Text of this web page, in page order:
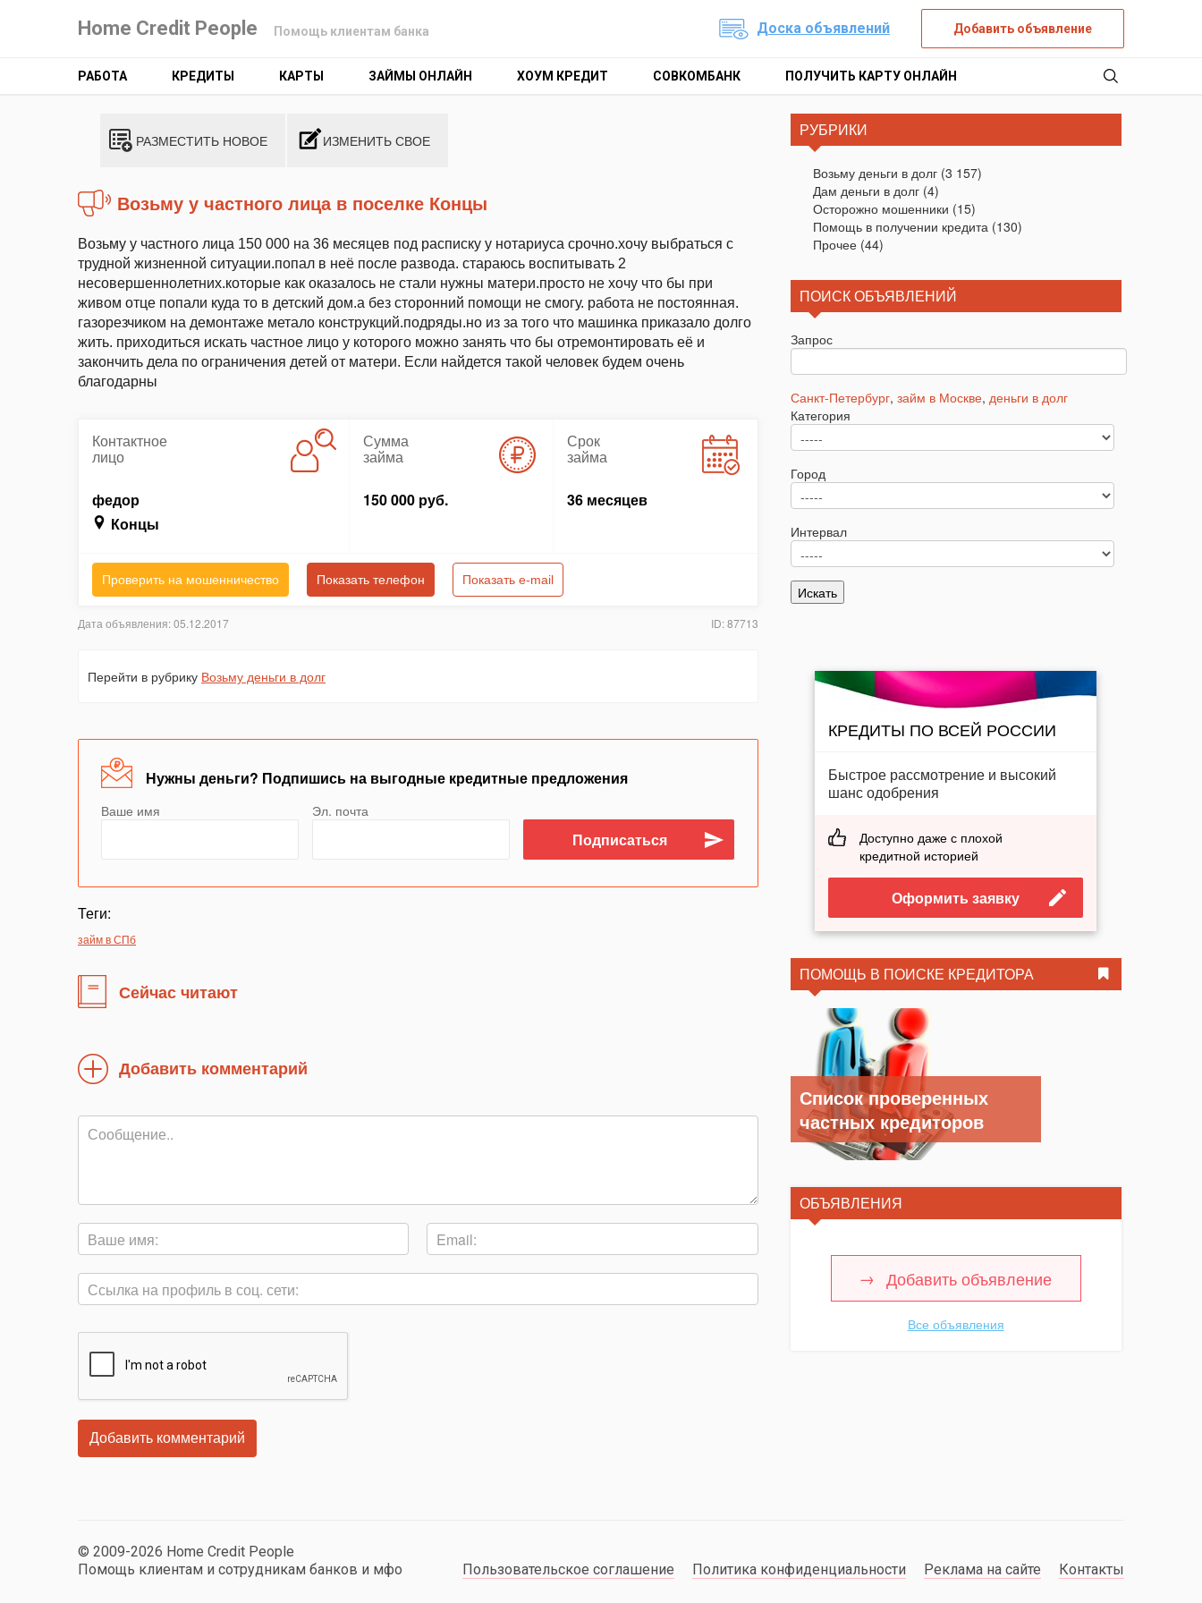
Home Credit People Помощь клиентам банка Доска объявлений Добавить объявление
РАБОТА КРЕДИТЫ КАРТЫ ЗАЙМЫ ОНЛАЙН ХОУМ КРЕДИТ СОВКОМБАНК ПОЛУЧИТЬ КАРТУ ОНЛАЙН
РАЗМЕСТИТЬ НОВОЕ ИЗМЕНИТЬ СВОЕ
Возьму у частного лица в поселке Концы
Возьму у частного лица 150 000 на 36 месяцев под расписку у нотариуса срочно.хочу выбраться с
трудной жизненной ситуации.попал в неё после развода. стараюсь воспитывать 2
несовершеннолетних.которые как оказалось не стали нужны матери.просто не хочу что бы при
живом отце попали куда то в детский дом.а без сторонний помощи не смогу. работа не постоянная.
газорезчиком на демонтаже метало конструкций.подряды.но из за того что машинка приказало долго
жить. приходиться искать частное лицо у которого можно занять что бы отремонтировать её и
закончить дела по ограничения детей от матери. Если найдется такой человек будем очень
благодарны
Контактное
лицо
федор
Концы
Сумма
займа
150 000 руб.
Срок
займа
36 месяцев
Проверить на мошенничество Показать телефон Показать e-mail
Дата объявления: 05.12.2017 ID: 87713
Перейти в рубрику Возьму деньги в долг
Нужны деньги? Подпишись на выгодные кредитные предложения
Ваше имя Эл. почта
Теги:
займ в СПб
Сейчас читают
Добавить комментарий
РУБРИКИ
Возьму деньги в долг(3 157)
Дам деньги в долг(4)
Осторожно мошенники (15)
Помощь в получении кредита(130)
Прочее(44)
ПОИСК ОБЪЯВЛЕНИЙ
Запрос
Санкт-Петербург, займ в Москве, деньги в долг
Категория
Город
Интервал
КРЕДИТЫ ПО ВСЕЙ РОССИИ
Быстрое рассмотрение и высокий
шанс одобрения
Доступно даже с плохой
кредитной историей
Оформить заявку
ПОМОЩЬ В ПОИСКЕ КРЕДИТОРА
Список проверенных
частных кредиторов
ОБЪЯВЛЕНИЯ
Добавить объявление
Все объявления
© 2009-2026 Home Credit People
Помощь клиентам и сотрудникам банков и мфо
Пользовательское соглашение Политика конфиденциальности Реклама на сайте Контакты